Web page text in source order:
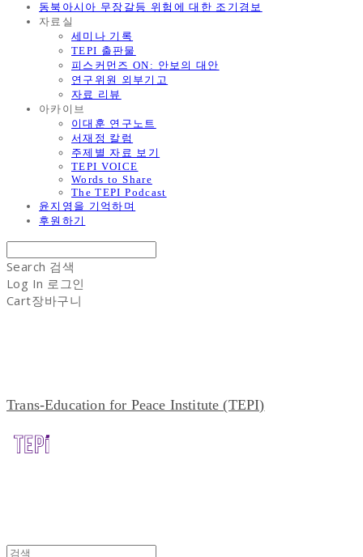
동북아시아 무장갈등 위험에 대한 조기경보
자료실
세미나 기록
TEPI 출판물
피스커먼즈 ON: 안보의 대안
연구위원 외부기고
자료 리뷰
아카이브
이대훈 연구노트
서재정 칼럼
주제별 자료 보기
TEPI VOICE
Words to Share
The TEPI Podcast
윤지영을 기억하며
후원하기
Search 검색
Log In 로그인
Cart장바구니
Trans-Education for Peace Institute (TEPI)